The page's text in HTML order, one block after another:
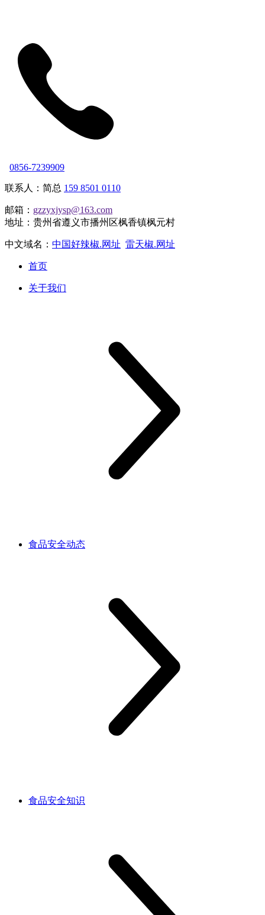
0856-7239909
联系人：简总 159 8501 0110
邮箱： gzzyxjysp@163.com
地址：贵州省遵义市播州区枫香镇枫元村
中文域名： 中国好辣椒.网址 雷天椒.网址
首页
关于我们
食品安全动态
食品安全知识